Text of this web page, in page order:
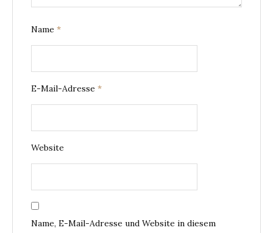
Name *
E-Mail-Adresse *
Website
Name, E-Mail-Adresse und Website in diesem